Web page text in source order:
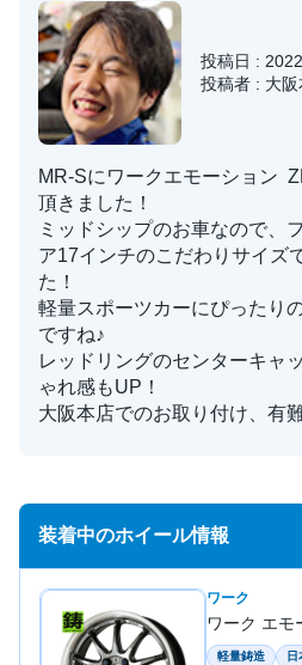
投稿日 :
投稿者 : 大
MR-Sにワークエモーション
頂きました！
ミッドシップのお車なので、
ア17インチのこだわりサイズ
た！
軽量スポーツカーにぴったり
ですね♪
レッドリングのセンターキャ
ゃれ感もUP！
大阪本店でのお取り付け、有
装着中のホイール情報
ワーク
ワーク エモ
軽量鋳造 日